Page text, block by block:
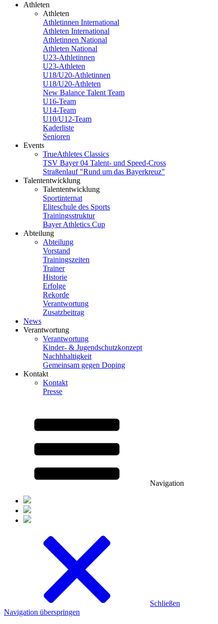
Athleten
Athleten
Athletinnen International
Athleten International
Athletinnen National
Athleten National
U23-Athletinnen
U23-Athleten
U18/U20-Athletinnen
U18/U20-Athleten
New Balance Talent Team
U16-Team
U14-Team
U10/U12-Team
Kaderliste
Senioren
Events
TrueAthletes Classics
TSV Bayer 04 Talent- und Speed-Cross
Straßenlauf "Rund um das Bayerkreuz"
Talententwicklung
Talententwicklung
Sportinternat
Eliteschule des Sports
Trainingsstruktur
Bayer Athletics Cup
Abteilung
Abteilung
Vorstand
Trainingszeiten
Trainer
Historie
Erfolge
Rekorde
Verantwortung
Zusatzbeitrag
News
Verantwortung
Verantwortung
Kinder- & Jugendschutzkonzept
Nachhhaltigkeit
Gemeinsam gegen Doping
Kontakt
Kontakt
Presse
Navigation
Schließen
Navigation überspringen